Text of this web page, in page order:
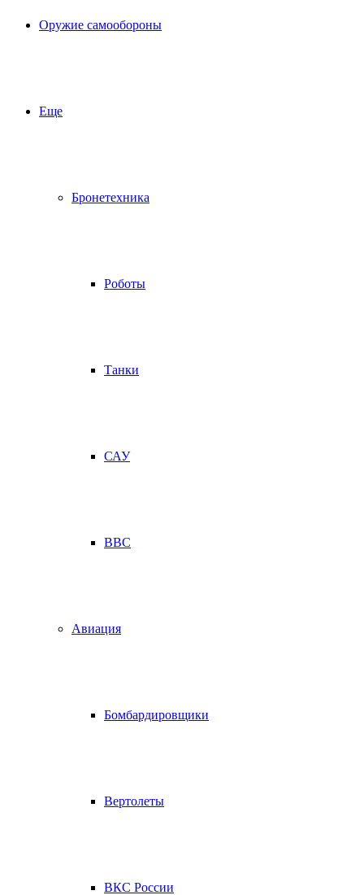
Оружие самообороны
Еще
Бронетехника
Роботы
Танки
САУ
ВВС
Авиация
Бомбардировщики
Вертолеты
ВКС России